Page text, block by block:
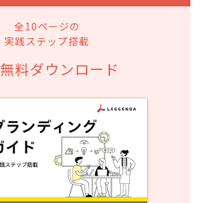
全10ページの
実践ステップ搭載
無料ダウンロード